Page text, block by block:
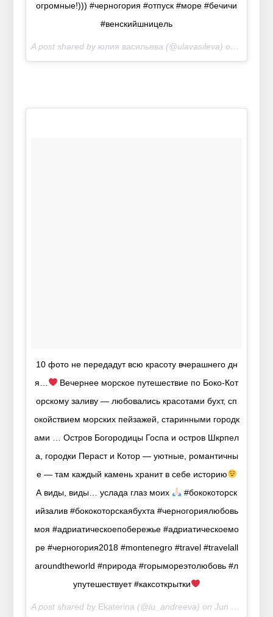
огромные!))) #черногория #отпуск #море #бечичи
#венскийшницель
A post shared by юлия васильева (@ulavasileva) on
10 фото не передадут всю красоту вчерашнего дн
я…
Вечернее морское путешествие по Боко-Кот
орскому заливу — любовались красотами бухт, сп
окойствием морских пейзажей, старинными городк
ами … Остров Богородицы Госпа и остров Шкрпел
а, городки Пераст и Котор — уютные, романтичны
е — там каждый камень хранит в себе историю
А виды, виды… услада глаз моих
#бококоторск
ийзалив #бококоторскаябухта #черногориялюбовь
моя #адриатическоепобережье #адриатическоемо
ре #черногория2018 #montenegro #travel #travelall
aroundtheworld #природа #горымореэтолюбовь #л
упутешествует #каксоткрытки
A post shared by Ekaterina (@lu_andreeva) onJun 23, 2018 at 11:26am PDT